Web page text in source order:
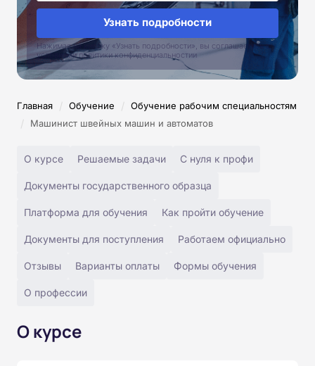
Узнать подробности
Нажимая на кнопку «Узнать подробности», вы соглашаетесь с
условиями политики конфиденциальностии
Главная / Обучение / Обучение рабочим специальностям
/ Машинист швейных машин и автоматов
О курсе Решаемые задачи С нуля к профи
Документы государственного образца
Платформа для обучения Как пройти обучение
Документы для поступления Работаем официально
Отзывы Варианты оплаты Формы обучения
О профессии
О курсе